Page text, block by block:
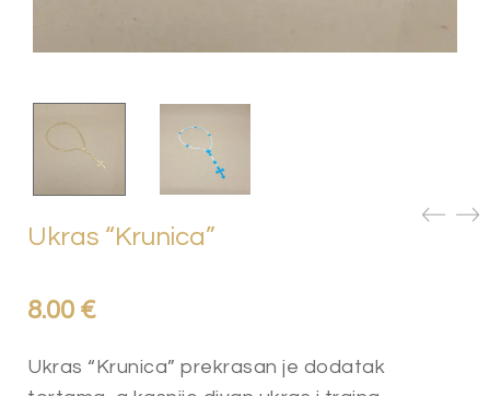
Ukras “Krunica”
8.00 €
Ukras “Krunica” prekrasan je dodatak